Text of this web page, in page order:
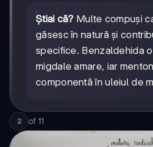
Știai că? Multe compuși
găsesc în natură și
specifice. Benzaldehida
migdale amare, iar
componentă în uleiul de
2 of 11